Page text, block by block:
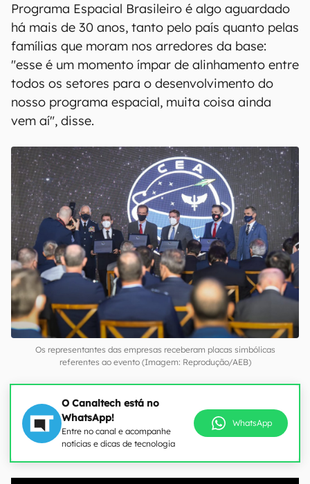
Programa Espacial Brasileiro é algo aguardado
há mais de 30 anos, tanto pelo país quanto pelas
famílias que moram nos arredores da base:
"esse é um momento ímpar de alinhamento entre
todos os setores para o desenvolvimento do
nosso programa espacial, muita coisa ainda
vem aí", disse.
Os representantes das empresas receberam placas simbólicas
referentes ao evento (Imagem: Reprodução/AEB)
O Canaltech está no
WhatsApp!
Entre no canal e acompanhe
notícias e dicas de tecnologia
WhatsApp